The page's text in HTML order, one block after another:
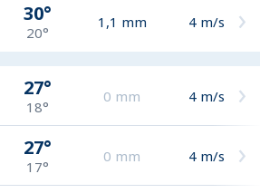
30°
20°
1,1 mm 4 m/s
27°
18°
0 mm 4 m/s
27°
17°
0 mm 4 m/s